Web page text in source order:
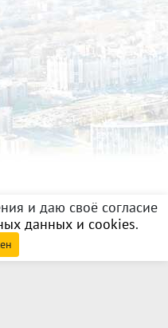
и даю своё согласие
данных и cookies.